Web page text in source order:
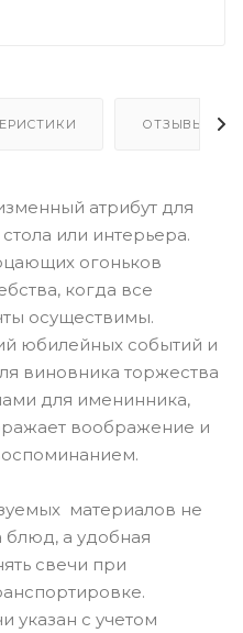
ОТЗЫВЫ
атрибут для
или интерьера.
огоньков
когда все
осуществимы.
юбилейных событий и
виновника торжества
для именинника,
воображение и
материалов не
блюд, а удобная
свечи при
указан с учетом